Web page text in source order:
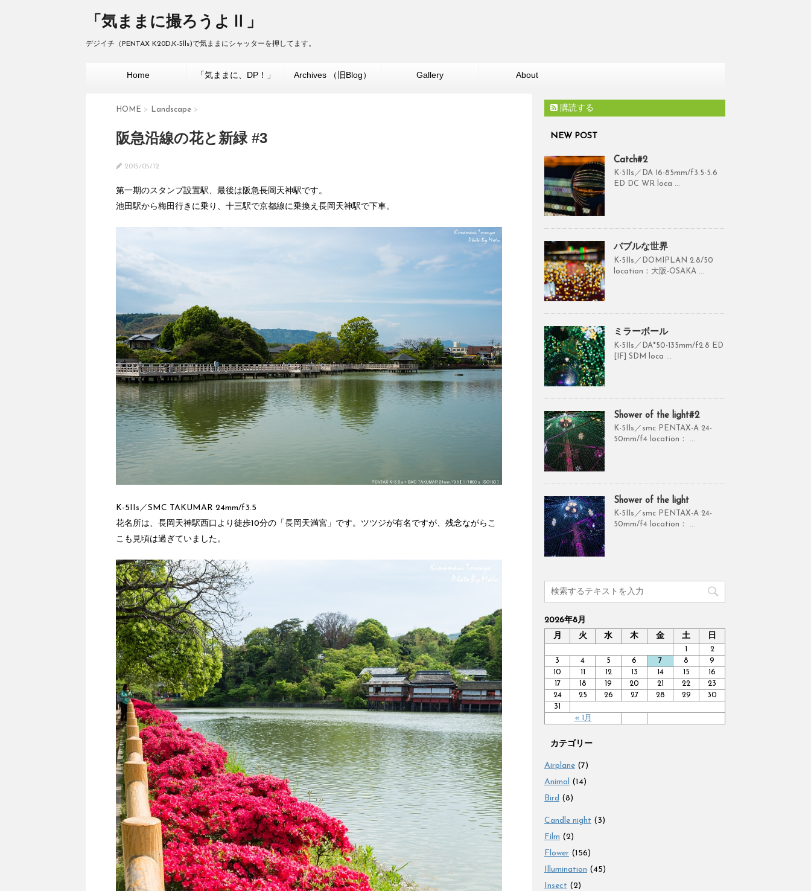
「気ままに撮ろうよⅡ」
デジイチ（PENTAX K20D,K-5lls)で気ままにシャッターを押してます。
Home 「気ままに、DP！」 Archives （旧Blog） Gallery About
HOME > Landscape >
阪急沿線の花と新緑 #3
2015/05/12
第一期のスタンプ設置駅、最後は阪急長岡天神駅です。
池田駅から梅田行きに乗り、十三駅で京都線に乗換え長岡天神駅で下車。
K-5IIs／SMC TAKUMAR 24mm/f3.5
花名所は、長岡天神駅西口より徒歩10分の「長岡天満宮」です。ツツジが有名ですが、残念ながらこ
こも見頃は過ぎていました。
購読する
NEW POST
Catch#2
K-5IIs／DA 16-85mm/f3.5-5.6
ED DC WR loca ...
バブルな世界
K-5IIs／DOMIPLAN 2.8/50
location：大阪-OSAKA ...
ミラーボール
K-5IIs／DA*50-135mm/f2.8 ED
[IF] SDM loca ...
Shower of the light#2
K-5IIs／smc PENTAX-A 24-
50mm/f4 location： ...
Shower of the light
K-5IIs／smc PENTAX-A 24-
50mm/f4 location： ...
2026年8月
月
火 水 木 金 土 日
« 1月
1
2
3
4 5 6 7 8
9
10
11 12 13 14 15
16
17
18 19 20 21 22
23
24
25 26 27 28 29
30
31
カテゴリー
Airplane (7)
Animal (14)
Bird (8)
Candle night (3)
Film (2)
Flower (156)
Illumination (45)
Insect (2)